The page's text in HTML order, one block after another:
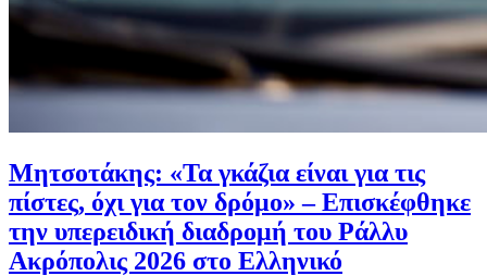
Μητσοτάκης: «Τα γκάζια είναι για τις
πίστες, όχι για τον δρόμο» – Επισκέφθηκε
την υπερειδική διαδρομή του Ράλλυ
Ακρόπολις 2026 στο Ελληνικό